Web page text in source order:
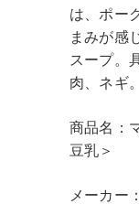
は、ポー
まみが感
スープ。
肉、ネギ。
商品名：
豆乳＞
メーカー